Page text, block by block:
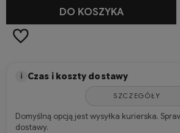
DO KOSZYKA
i Czas i koszty dostawy
SZCZEGÓŁY
Domyślną opcją jest wysyłka kurierska.
dostawy.